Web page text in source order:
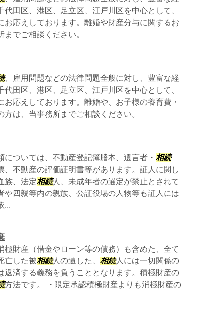
田区、港区、足立区、江戸川区を中心として、
お応えしております。離婚や財産分与に関するお
でご相談ください。
、雇用問題などの法律問題全般に対し、豊富な経
田区、港区、足立区、江戸川区を中心として、
応えしております。離婚や、お子様の養育費・
は、当事務所までご相談ください。
については、不動産登記簿謄本、遺言者・ 相続
、不動産の評価証明書等があります。証人に関し
族、法定相続人、未成年者の選定が禁止とされて
や四親等内の親族、公証役場の人物等も証人には
...
極財産（借金やローン等の債務）も含めた、全て
亡した被相続人の遺した、 相続人には一切関係の
返済する義務を負うこととなります。積極財産の
方法です。 ・限定承認積極財産よりも消極財産の